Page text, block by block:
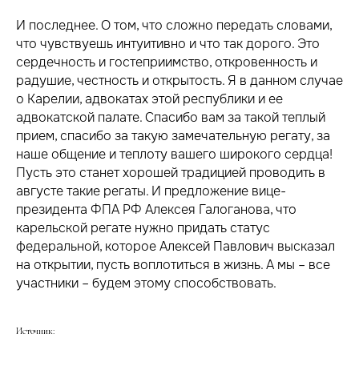
И последнее. О том, что сложно передать словами,
что чувствуешь интуитивно и что так дорого. Это
сердечность и гостеприимство, откровенность и
радушие, честность и открытость. Я в данном случае
о Карелии, адвокатах этой республики и ее
адвокатской палате. Спасибо вам за такой теплый
прием, спасибо за такую замечательную регату, за
наше общение и теплоту вашего широкого сердца!
Пусть это станет хорошей традицией проводить в
августе такие регаты. И предложение вице-
президента ФПА РФ Алексея Галоганова, что
карельской регате нужно придать статус
федеральной, которое Алексей Павлович высказал
на открытии, пусть воплотиться в жизнь. А мы – все
участники – будем этому способствовать.
Источник: